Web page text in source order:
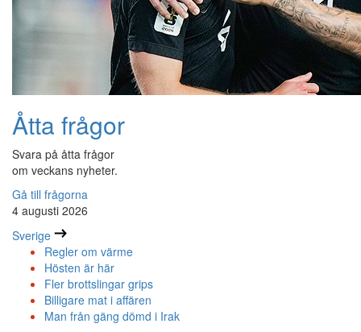
Åtta frågor
Svara på åtta frågor
om veckans nyheter.
Gå till frågorna
4 augusti 2026
Sverige
Regler om värme
Hösten är här
Fler brottslingar grips
Billigare mat i affären
Man från gäng dömd i Irak